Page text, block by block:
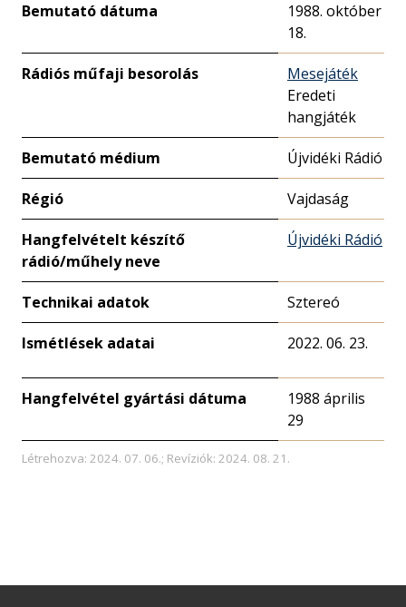
Bemutató dátuma
1988. október
18.
Rádiós műfaji besorolás
Mesejáték
Eredeti
hangjáték
Bemutató médium Újvidéki Rádió
Régió Vajdaság
Hangfelvételt készítő
rádió/műhely neve
Újvidéki Rádió
Technikai adatok Sztereó
Ismétlések adatai 2022. 06. 23.
Hangfelvétel gyártási dátuma
1988 április
29
Létrehozva: 2024. 07. 06.; Revíziók: 2024. 08. 21.